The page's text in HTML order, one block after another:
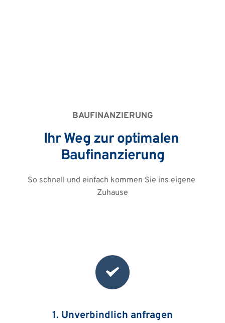
BAUFINANZIERUNG
Ihr Weg zur optimalen
Baufinanzierung
So schnell und einfach kommen Sie ins eigene
Zuhause
1. Unverbindlich anfragen